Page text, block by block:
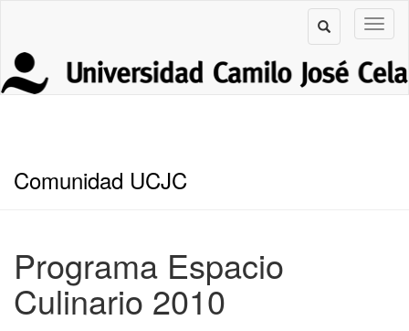
Comunidad UCJC
Programa Espacio
Culinario 2010